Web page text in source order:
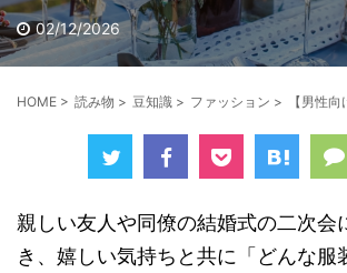
02/12/2026
HOME > 読み物 > 豆知識 > ファッション > 【男性
親しい友人や同僚の結婚式の二次会
き、嬉しい気持ちと共に「どんな服